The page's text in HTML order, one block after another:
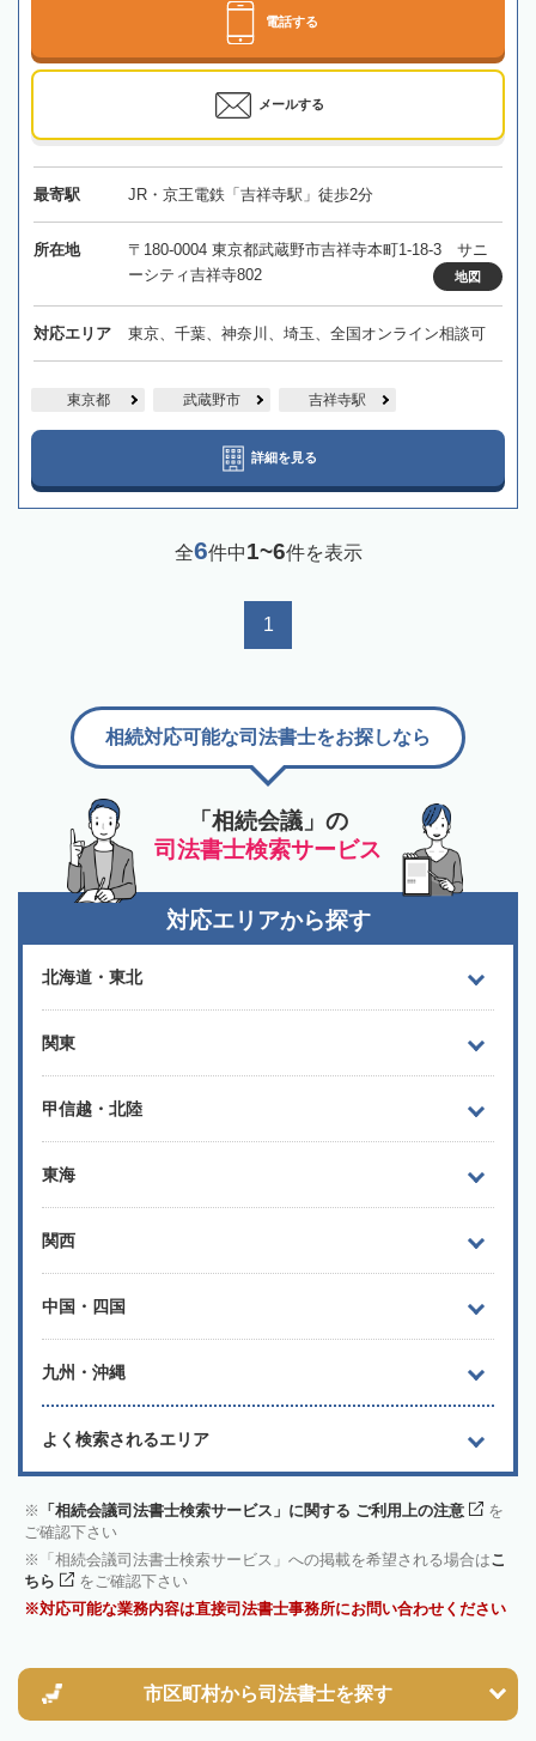
電話する
メールする
最寄駅 JR・京王電鉄「吉祥寺駅」徒歩2分
所在地
〒180-0004 東京都武蔵野市吉祥寺本町1-18-3 サニ
ーシティ吉祥寺802
地図
対応エリア 東京、千葉、神奈川、埼玉、全国オンライン相談可
東京都 武蔵野市 吉祥寺駅
詳細を見る
全6件中1~6件を表示
1
「相続会議」の
司法書士検索サービス
相続対応可能な司法書士をお探しなら
対応エリアから探す
北海道・東北
関東
甲信越・北陸
東海
関西
中国・四国
九州・沖縄
よく検索されるエリア
「相続会議司法書士検索サービス」に関する ご利用上の注意
を
ご確認下さい
「相続会議司法書士検索サービス」への掲載を希望される場合はこ
ちら
をご確認下さい
対応可能な業務内容は直接司法書士事務所にお問い合わせください
市区町村から司法書士を探す